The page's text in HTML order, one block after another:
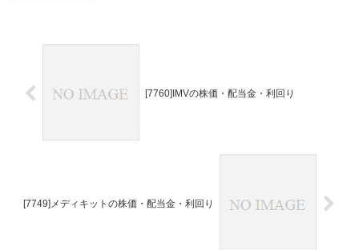
[7760]IMVの株価・配当金・利回り
[7749]メディキットの株価・配当金・利回り